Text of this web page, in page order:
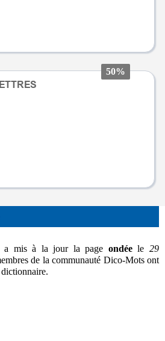
50%
a mis à la jour la page ondéele29
de la communauté Dico-Mots ont